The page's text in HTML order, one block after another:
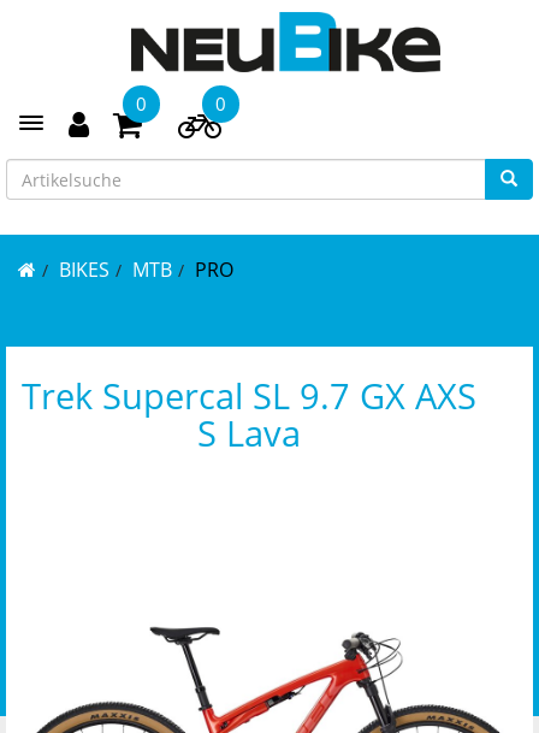
Toggle navigation
0 0
BIKES MTB PRO
Trek Supercal SL 9.7 GX AXS
S Lava